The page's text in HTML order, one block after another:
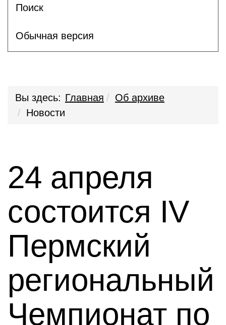
Поиск
Обычная версия
Вы здесь: Главная
Об архиве
Новости
24 апреля
состоится IV
Пермский
региональный
Чемпионат по